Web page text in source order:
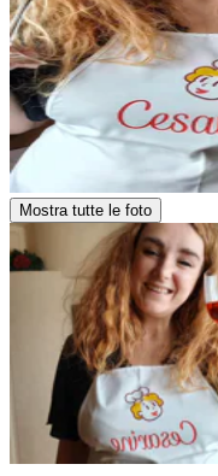
Mostra tutte le foto